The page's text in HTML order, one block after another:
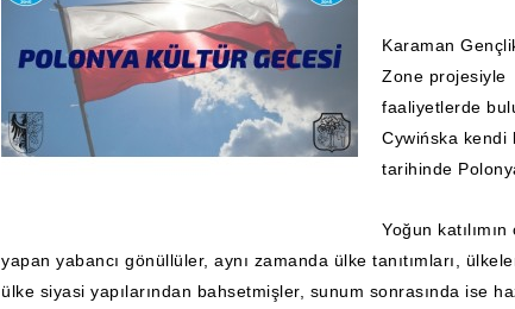
Karaman
Zone projesiyle
faaliyetlerde
Cywińska kendi
tarihinde
Yoğun
yapan yabancı gönüllüler, aynı zamanda ülke tanıtımları,
ülke siyasi yapılarından bahsetmişler, sunum sonrasında ise